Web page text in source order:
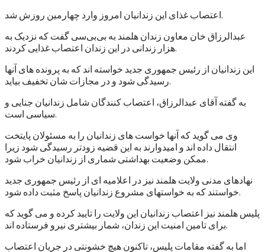
اعتصاب غذای این زندانیان امروز وارد چهارمین روزش شد.
عبدالرزاق خان معاون زندان هلمند به بی‌بی‌سی گفت که نزدیک به
هزار زندانی در این زندان اعتصاب غذایی کردند.
این زندانیان از رئیس جمهوری جدید خواسته اند که به پرونده های آنها
رسیدگی شود و در مجازات شان تخفیف بیاید.
به گفته آقای عبدالرزاق، اعتصاب کنندگان شامل زندانیان جنایی و
سیاسی است.
وی می گوید که آنها خواست های زندانیان را به مسئولان پایتخت
انتقال داده اند و امیدوارند به این قضیه زودتر رسیدگی شود زیرا
ممکن وضعیت بهداشتی شماری از زندانیان خراب شود.
نهادهای مدنی ولایت هلمند نیز در اعلامیه ای از رئیس جمهوری جدید
خواستند که به خواستهای مشروع زندانیان پاسخ مثبت داده شود.
پلیس هلمند نیز اعتصاب زندانیان این ولایت را تایید کرده و می گوید که
برای تامین امنیت این زندان، شمار بیشتری نیرو فرستاده اند.
اما به گفته مقامات پلیس، تاکنون هیچ خشونتی در جریان اعتصاب